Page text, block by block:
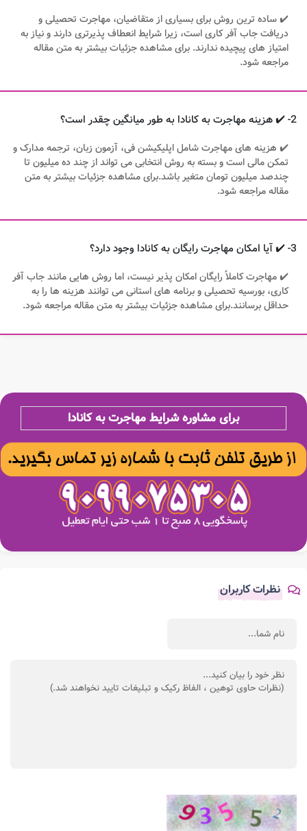
✔️ ساده ترین روش برای بسیاری از متقاضیان، مهاجرت تحصیلی و
دریافت جاب آفر کاری است، زیرا شرایط انعطاف پذیرتری دارند و نیاز به
امتیاز های پیچیده ندارند. برای مشاهده جزئیات بیشتر به متن مقاله
مراجعه شود.
2- ✔️ هزینه مهاجرت به کانادا به طور میانگین چقدر است؟
✔️ هزینه های مهاجرت شامل اپلیکیشن فی، آزمون زبان، ترجمه مدارک و
تمکن مالی است و بسته به روش انتخابی می تواند از چند ده میلیون تا
چندصد میلیون تومان متغیر باشد.برای مشاهده جزئیات بیشتر به متن
مقاله مراجعه شود.
3- ✔️ آیا امکان مهاجرت رایگان به کانادا وجود دارد؟
✔️ مهاجرت کاملاً رایگان امکان پذیر نیست، اما روش هایی مانند جاب آفر
کاری، بورسیه تحصیلی و برنامه های استانی می توانند هزینه ها را به
حداقل برسانند.برای مشاهده جزئیات بیشتر به متن مقاله مراجعه شود.
برای مشاوره شرایط مهاجرت به کانادا
نظرات کاربران